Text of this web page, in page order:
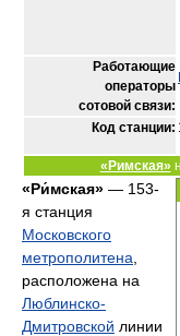
Работающие
операторы
сотовой связи:
Код станции:
«Римская»
«Ри́мская» — 153-
я станция
Московского
метрополитена
расположена на
Люблинско-
Дмитровской линии